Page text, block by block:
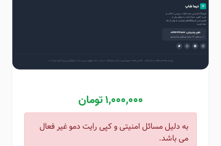
1,000,000 تومان
به دلیل مسائل امنیتی و کپی رایت دمو غیر فعال
می باشد.